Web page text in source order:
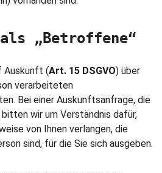
„Betroffene“
Auskunft (Art. 15 DSGVO) über
verarbeiteten
Bei einer Auskunftsanfrage, die
wir um Verständnis dafür,
von Ihnen verlangen, die
sind, für die Sie sich ausgeben.